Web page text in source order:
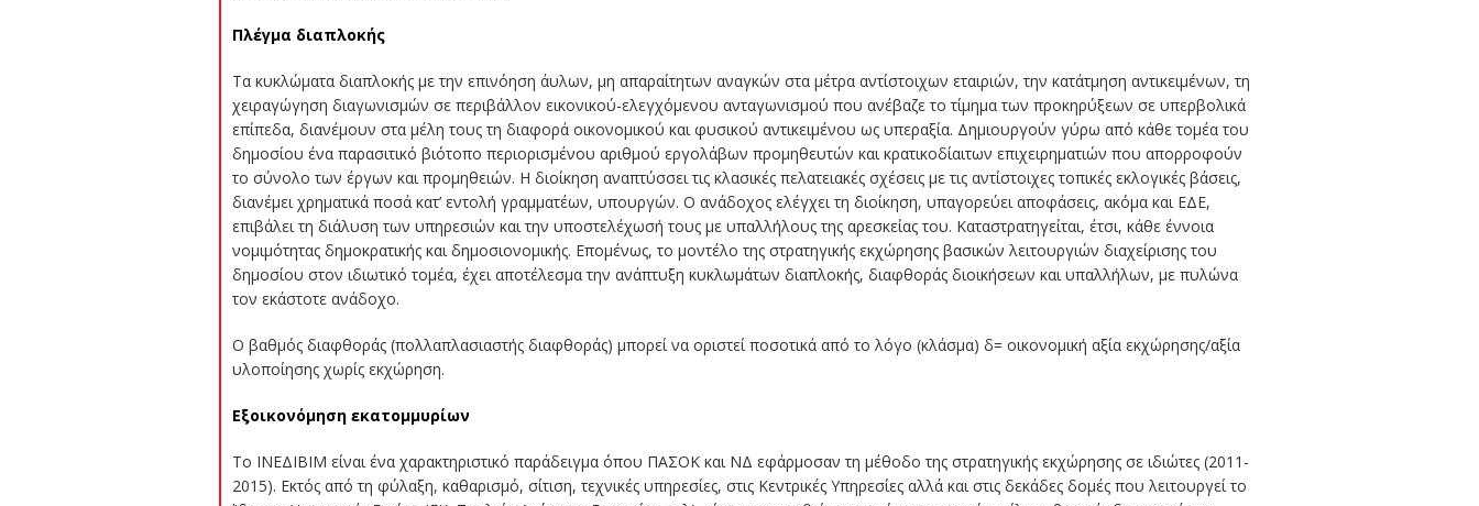
Πλέγμα διαπλοκής
Τα κυκλώματα διαπλοκής με την επινόηση άυλων, μη απαραίτητων αναγκών στα μέτρα αντίστοιχων εταιριών, την κατάτμηση αντικειμένων, τη
χειραγώγηση διαγωνισμών σε περιβάλλον εικονικού-ελεγχόμενου ανταγωνισμού που ανέβαζε το τίμημα των προκηρύξεων σε υπερβολικά
επίπεδα, διανέμουν στα μέλη τους τη διαφορά οικονομικού και φυσικού αντικειμένου ως υπεραξία. Δημιουργούν γύρω από κάθε τομέα του
δημοσίου ένα παρασιτικό βιότοπο περιορισμένου αριθμού εργολάβων προμηθευτών και κρατικοδίαιτων επιχειρηματιών που απορροφούν
το σύνολο των έργων και προμηθειών. Η διοίκηση αναπτύσσει τις κλασικές πελατειακές σχέσεις με τις αντίστοιχες τοπικές εκλογικές βάσεις,
διανέμει χρηματικά ποσά κατ’ εντολή γραμματέων, υπουργών. Ο ανάδοχος ελέγχει τη διοίκηση, υπαγορεύει αποφάσεις, ακόμα και ΕΔΕ,
επιβάλει τη διάλυση των υπηρεσιών και την υποστελέχωσή τους με υπαλλήλους της αρεσκείας του. Καταστρατηγείται, έτσι, κάθε έννοια
νομιμότητας δημοκρατικής και δημοσιονομικής. Επομένως, το μοντέλο της στρατηγικής εκχώρησης βασικών λειτουργιών διαχείρισης του
δημοσίου στον ιδιωτικό τομέα, έχει αποτέλεσμα την ανάπτυξη κυκλωμάτων διαπλοκής, διαφθοράς διοικήσεων και υπαλλήλων, με πυλώνα
τον εκάστοτε ανάδοχο.
Ο βαθμός διαφθοράς (πολλαπλασιαστής διαφθοράς) μπορεί να οριστεί ποσοτικά από το λόγο (κλάσμα) δ= οικονομική αξία εκχώρησης/αξία
υλοποίησης χωρίς εκχώρηση.
Εξοικονόμηση εκατομμυρίων
Το ΙΝΕΔΙΒΙΜ είναι ένα χαρακτηριστικό παράδειγμα όπου ΠΑΣΟΚ και ΝΔ εφάρμοσαν τη μέθοδο της στρατηγικής εκχώρησης σε ιδιώτες (2011-
2015). Εκτός από τη φύλαξη, καθαρισμό, σίτιση, τεχνικές υπηρεσίες, στις Κεντρικές Υπηρεσίες αλλά και στις δεκάδες δομές που λειτουργεί το